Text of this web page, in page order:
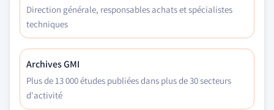
Direction générale, responsables achats et spécialistes
techniques
Archives GMI
Plus de 13 000 études publiées dans plus de 30 secteurs
d'activité